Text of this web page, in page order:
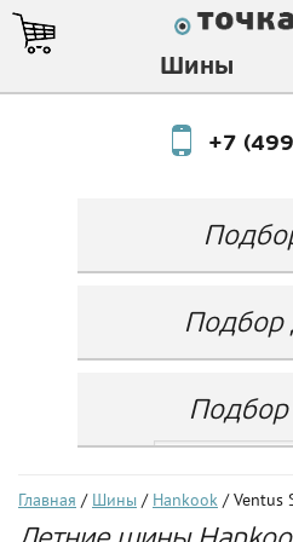
Шины
+7
Любой
Любой
Подбор
Ширина Любой
Любой
LZ Любой
Подбор
Год
Главная / Шины / Hankook / Ventus